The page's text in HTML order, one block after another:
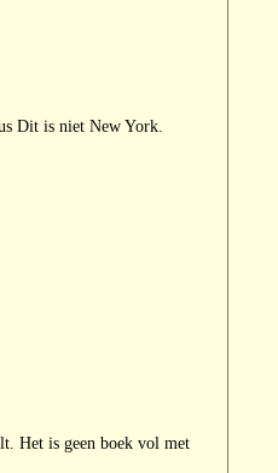
Dit is niet New York.
Het is geen boek vol met